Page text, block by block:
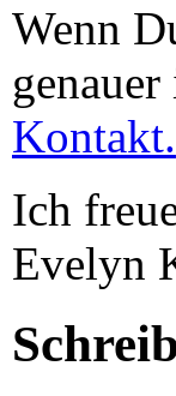
Wenn
Kontakt.
Ich
Evelyn